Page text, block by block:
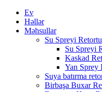
Ev
Həllər
Məhsullar
Su Spreyi Retortu
Su Spreyi
Kaskad
Yan Sprey
Suya batırma
Birbaşa Buxar